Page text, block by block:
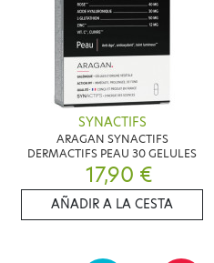
SYNACTIFS
ARAGAN SYNACTIFS
DERMACTIFS PEAU 30 GELULES
17,90 €
AÑADIR A LA CESTA